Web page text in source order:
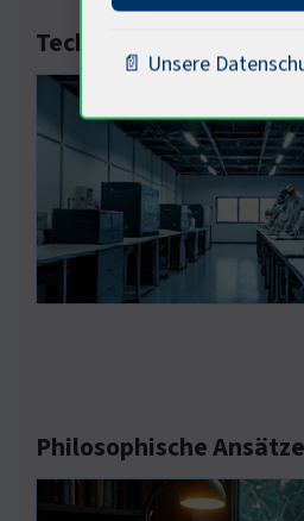
Technologische
Philosophische
📄 Unsere